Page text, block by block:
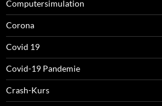
Computersimulation
Corona
Covid 19
Covid-19 Pandemie
Crash-Kurs